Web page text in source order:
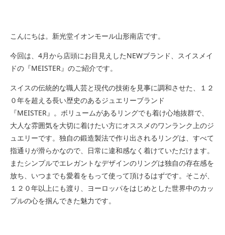
こんにちは。新光堂イオンモール山形南店です。
今回は、4月から店頭にお目見えしたNEWブランド、スイスメイ
ドの『MEISTER』のご紹介です。
スイスの伝統的な職人芸と現代の技術を見事に調和させた、１２
０年を超える長い歴史のあるジュエリーブランド
『MEISTER』。ボリュームがあるリングでも着け心地抜群で、
大人な雰囲気を大切に着けたい方にオススメのワンランク上のジ
ュエリーです。独自の鍛造製法で作り出されるリングは、すべて
指通りが滑らかなので、日常に違和感なく着けていただけます。
またシンプルでエレガントなデザインのリングは独自の存在感を
放ち、いつまでも愛着をもって使って頂けるはずです。そこが、
１２０年以上にも渡り、ヨーロッパをはじめとした世界中のカッ
プルの心を掴んできた魅力です。